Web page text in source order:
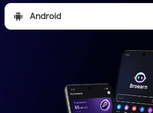
translation)
Android